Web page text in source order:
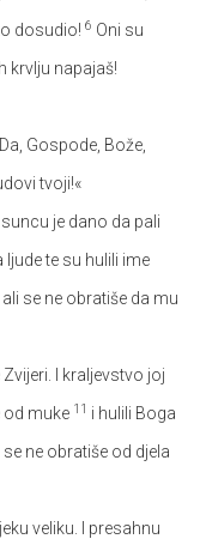
dosudio! 6 Oni su
krvlju napajaš!
Gospode, Bože,
tvoji!«
je dano da pali
ljude te su hulili ime
se ne obratiše da mu
I kraljevstvo joj
od muke 11 i hulili Boga
ne obratiše od djela
veliku. I presahnu